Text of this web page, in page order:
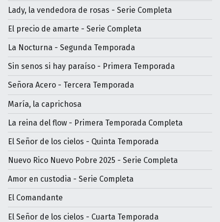
Lady, la vendedora de rosas - Serie Completa
El precio de amarte - Serie Completa
La Nocturna - Segunda Temporada
Sin senos si hay paraíso - Primera Temporada
Señora Acero - Tercera Temporada
María, la caprichosa
La reina del flow - Primera Temporada Completa
El Señor de los cielos - Quinta Temporada
Nuevo Rico Nuevo Pobre 2025 - Serie Completa
Amor en custodia - Serie Completa
El Comandante
El Señor de los cielos - Cuarta Temporada